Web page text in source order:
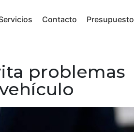
Contacto Presupuesto
problemas